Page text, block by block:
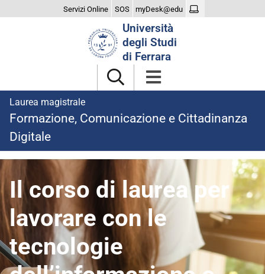
Servizi Online SOS myDesk@edu
Università
degli Studi
di Ferrara
Laurea magistrale
Formazione, Comunicazione e Cittadinanza
Digitale
homepage
Il corso di laurea per
lavorare con le
tecnologie